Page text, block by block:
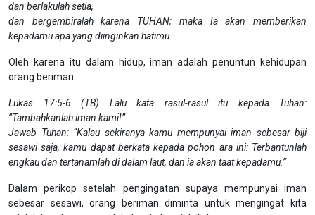
dan berlakulah setia,
dan bergembiralah karena TUHAN; maka Ia akan memberikan
kepadamu apa yang diinginkan hatimu.
Oleh karena itu dalam hidup, iman adalah penuntun kehidupan
orang beriman.
Lukas 17:5-6 (TB) Lalu kata rasul-rasul itu kepada Tuhan:
“Tambahkanlah iman kami!”
Jawab Tuhan: “Kalau sekiranya kamu mempunyai iman sebesar biji
sesawi saja, kamu dapat berkata kepada pohon ara ini: Terbantunlah
engkau dan tertanamlah di dalam laut, dan ia akan taat kepadamu.”
Dalam perikop setelah pengingatan supaya mempunyai iman
sebesar sesawi, orang beriman diminta untuk mengingat kita